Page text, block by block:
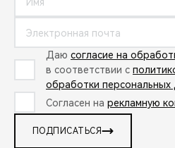
Даю согласие на
в соответствии с
обработки персональных
Согласен на рекламную
ПОДПИСАТЬСЯ